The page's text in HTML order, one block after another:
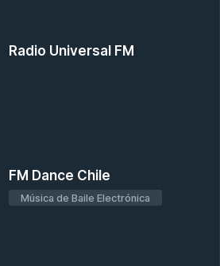
Radio Universal FM
FM Dance Chile
Música de Baile Electrónica